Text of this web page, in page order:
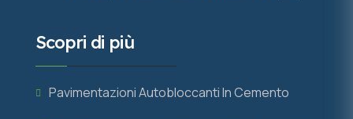
Scopri di più
Pavimentazioni Autobloccanti In Cemento